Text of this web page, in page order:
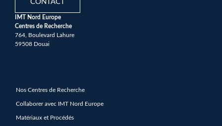
CONTACT
IMT Nord Europe
Centres de Recherche
764, Boulevard Lahure
59508 Douai
Nos Centres de Recherche
Collaborer avec IMT Nord Europe
Matériaux et Procédés